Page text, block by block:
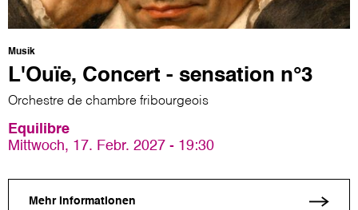
Musik
L'Ouïe, Concert - sensation n°3
Orchestre de chambre fribourgeois
Equilibre
Mittwoch, 17. Febr. 2027 - 19:30
Mehr Informationen